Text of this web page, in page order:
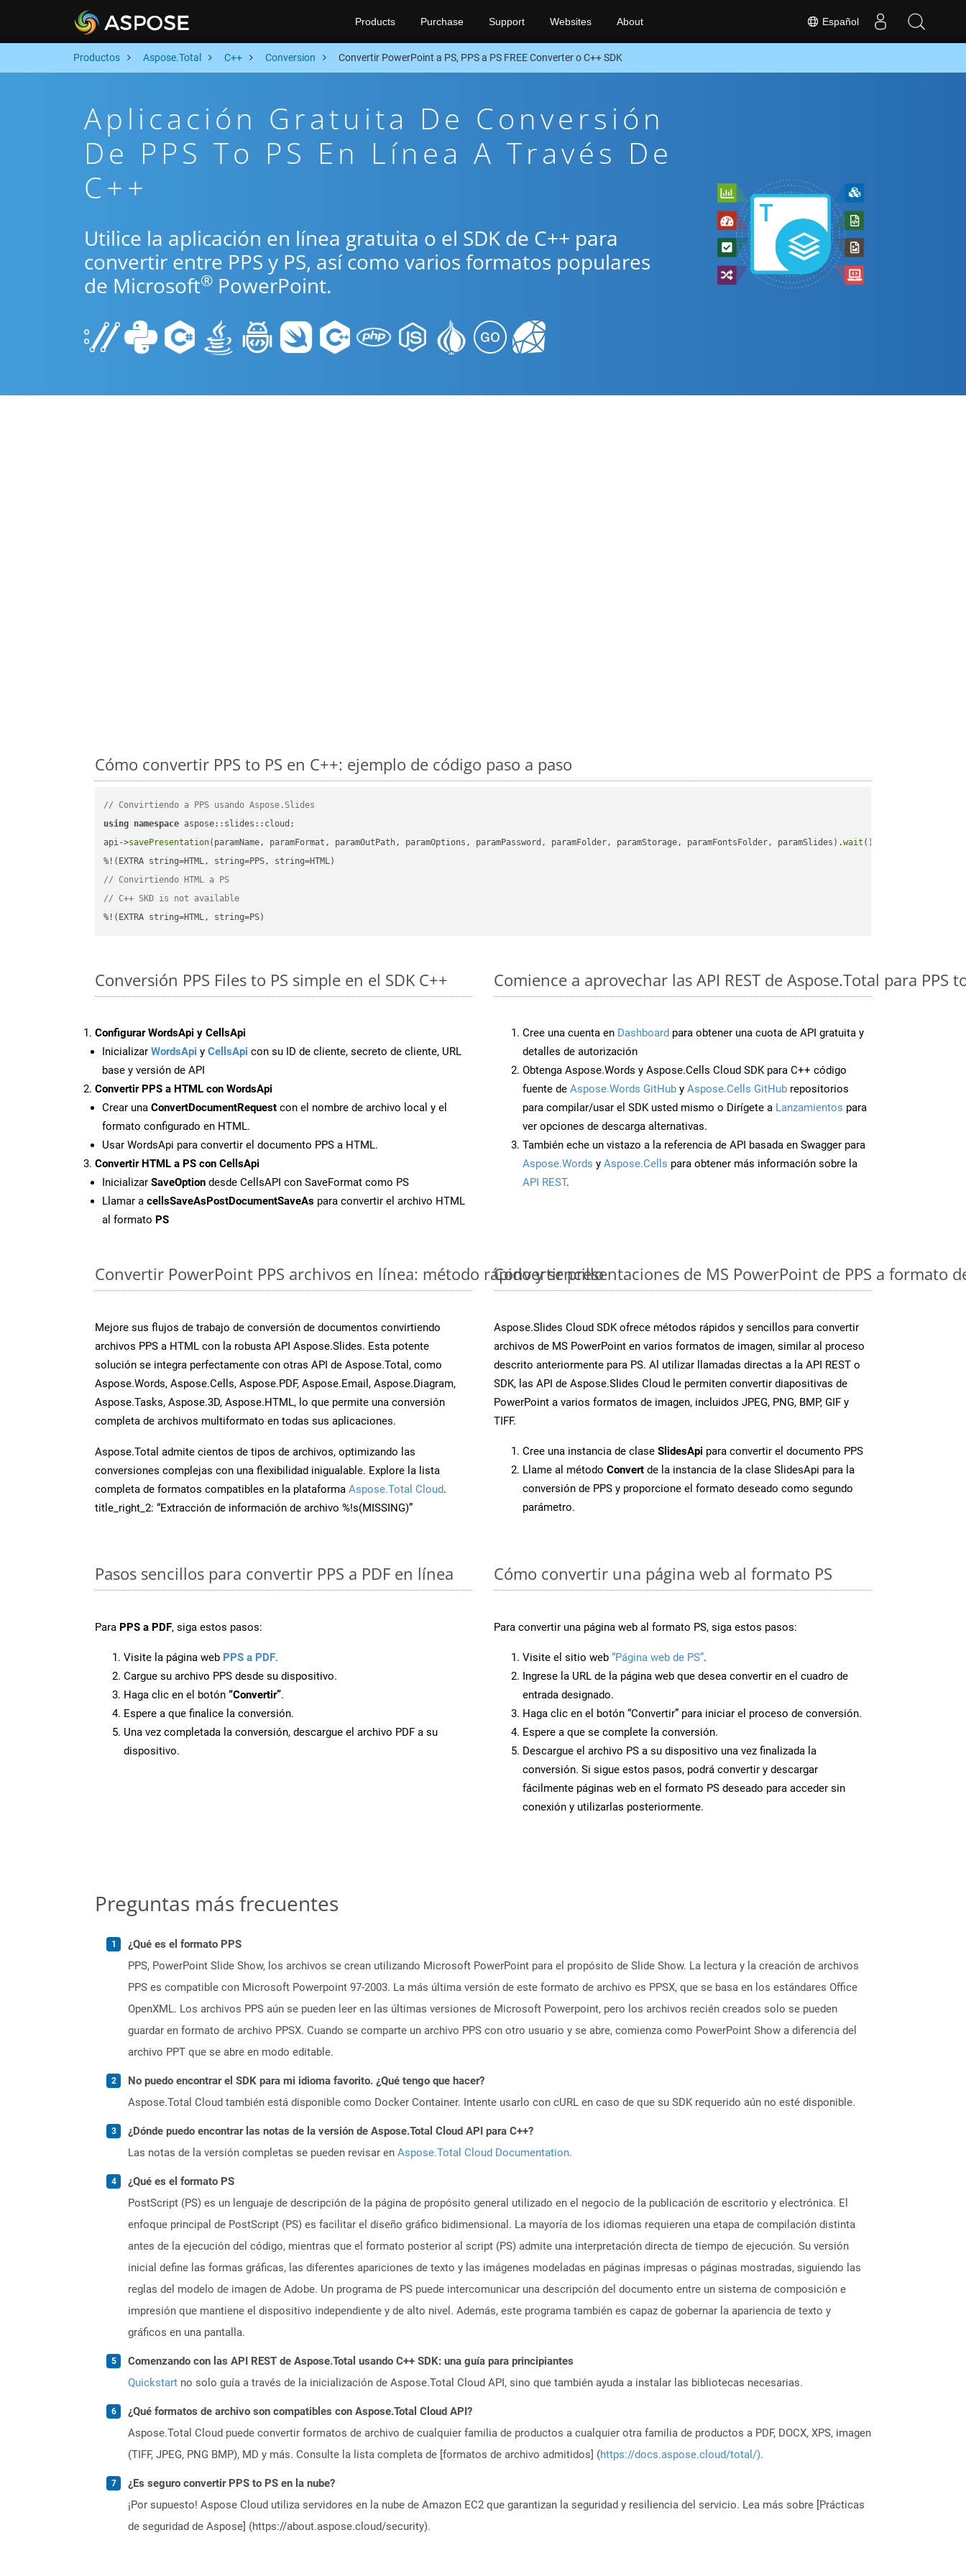
Español
Products Purchase Support Websites About
Productos Aspose.Total C++ Conversion Convertir PowerPoint a PS, PPS a PS FREE Converter o C++ SDK
Aplicación Gratuita De Conversión
De PPS To PS En Línea A Través De
C++
Utilice la aplicación en línea gratuita o el SDK de C++ para
convertir entre PPS y PS, así como varios formatos populares
de Microsoft® PowerPoint.
Cómo convertir PPS to PS en C++: ejemplo de código paso a paso
// Convirtiendo a PPS usando Aspose.Slides
using namespace aspose::slides::cloud;
api->savePresentation(paramName, paramFormat, paramOutPath, paramOptions, paramPassword, paramFolder, paramStorage, paramFontsFolder, paramSlides).wait ();
// Convirtiendo HTML a PS
// C++ SKD is not available
%!(EXTRA string=HTML, string=PS)
Conversión PPS Files to PS simple en el SDK C++
Configurar WordsApi y CellsApi
Inicializar WordsApi y CellsApi con su ID de cliente, secreto de cliente, URL
base y versión de API
Convertir PPS a HTML con WordsApi
Crear una ConvertDocumentRequest con el nombre de archivo local y el
formato configurado en HTML.
Usar WordsApi para convertir el documento PPS a HTML.
Convertir HTML a PS con CellsApi
Inicializar SaveOption desde CellsAPI con SaveFormat como PS
Llamar a cellsSaveAsPostDocumentSaveAs para convertir el archivo HTML
al formato PS
Comience a aprovechar las API REST de Aspose.Total para PPS
Cree una cuenta en Dashboard para obtener una cuota de API gratuita y
detalles de autorización
Obtenga Aspose.Words y Aspose.Cells Cloud SDK para C++ código
fuente de Aspose.Words GitHub y Aspose.Cells GitHub repositorios
para compilar/usar el SDK usted mismo o Dirígete a Lanzamientos para
ver opciones de descarga alternativas.
También eche un vistazo a la referencia de API basada en Swagger para
Aspose.Words y Aspose.Cells para obtener más información sobre la
API REST.
Convertir PowerPoint PPS archivos en línea: método rápido y sencillo
Mejore sus flujos de trabajo de conversión de documentos convirtiendo
archivos PPS a HTML con la robusta API Aspose.Slides. Esta potente
solución se integra perfectamente con otras API de Aspose.Total, como
Aspose.Words, Aspose.Cells, Aspose.PDF, Aspose.Email, Aspose.Diagram,
Aspose.Tasks, Aspose.3D, Aspose.HTML, lo que permite una conversión
completa de archivos multiformato en todas sus aplicaciones.
Aspose.Total admite cientos de tipos de archivos, optimizando las
conversiones complejas con una flexibilidad inigualable. Explore la lista
completa de formatos compatibles en la plataforma Aspose.Total Cloud.
title_right_2: “Extracción de información de archivo %!s(MISSING)”
Convertir presentaciones de MS PowerPoint de PPS a formato
Aspose.Slides Cloud SDK ofrece métodos rápidos y sencillos para convertir
archivos de MS PowerPoint en varios formatos de imagen, similar al proceso
descrito anteriormente para PS. Al utilizar llamadas directas a la API REST o
SDK, las API de Aspose.Slides Cloud le permiten convertir diapositivas de
PowerPoint a varios formatos de imagen, incluidos JPEG, PNG, BMP, GIF y
TIFF.
Cree una instancia de clase SlidesApi para convertir el documento PPS
Llame al método Convert de la instancia de la clase SlidesApi para la
conversión de PPS y proporcione el formato deseado como segundo
parámetro.
Pasos sencillos para convertir PPS a PDF en línea
Para PPS a PDF, siga estos pasos:
Visite la página web PPS a PDF.
Cargue su archivo PPS desde su dispositivo.
Haga clic en el botón “Convertir”.
Espere a que finalice la conversión.
Una vez completada la conversión, descargue el archivo PDF a su
dispositivo.
Cómo convertir una página web al formato PS
Para convertir una página web al formato PS, siga estos pasos:
Visite el sitio web “Página web de PS”.
Ingrese la URL de la página web que desea convertir en el cuadro de
entrada designado.
Haga clic en el botón “Convertir” para iniciar el proceso de conversión.
Espere a que se complete la conversión.
Descargue el archivo PS a su dispositivo una vez finalizada la
conversión. Si sigue estos pasos, podrá convertir y descargar
fácilmente páginas web en el formato PS deseado para acceder sin
conexión y utilizarlas posteriormente.
Preguntas más frecuentes
¿Qué es el formato PPS
PPS, PowerPoint Slide Show, los archivos se crean utilizando Microsoft PowerPoint para el propósito de Slide Show. La lectura y la creación de archivos
PPS es compatible con Microsoft Powerpoint 97-2003. La más última versión de este formato de archivo es PPSX, que se basa en los estándares Office
OpenXML. Los archivos PPS aún se pueden leer en las últimas versiones de Microsoft Powerpoint, pero los archivos recién creados solo se pueden
guardar en formato de archivo PPSX. Cuando se comparte un archivo PPS con otro usuario y se abre, comienza como PowerPoint Show a diferencia del
archivo PPT que se abre en modo editable.
No puedo encontrar el SDK para mi idioma favorito. ¿Qué tengo que hacer?
Aspose.Total Cloud también está disponible como Docker Container. Intente usarlo con cURL en caso de que su SDK requerido aún no esté disponible.
¿Dónde puedo encontrar las notas de la versión de Aspose.Total Cloud API para C++?
Las notas de la versión completas se pueden revisar en Aspose.Total Cloud Documentation.
¿Qué es el formato PS
PostScript (PS) es un lenguaje de descripción de la página de propósito general utilizado en el negocio de la publicación de escritorio y electrónica. El
enfoque principal de PostScript (PS) es facilitar el diseño gráfico bidimensional. La mayoría de los idiomas requieren una etapa de compilación distinta
antes de la ejecución del código, mientras que el formato posterior al script (PS) admite una interpretación directa de tiempo de ejecución. Su versión
inicial define las formas gráficas, las diferentes apariciones de texto y las imágenes modeladas en páginas impresas o páginas mostradas, siguiendo las
reglas del modelo de imagen de Adobe. Un programa de PS puede intercomunicar una descripción del documento entre un sistema de composición e
impresión que mantiene el dispositivo independiente y de alto nivel. Además, este programa también es capaz de gobernar la apariencia de texto y
gráficos en una pantalla.
Comenzando con las API REST de Aspose.Total usando C++ SDK: una guía para principiantes
Quickstart no solo guía a través de la inicialización de Aspose.Total Cloud API, sino que también ayuda a instalar las bibliotecas necesarias.
¿Qué formatos de archivo son compatibles con Aspose.Total Cloud API?
Aspose.Total Cloud puede convertir formatos de archivo de cualquier familia de productos a cualquier otra familia de productos a PDF, DOCX, XPS, imagen
(TIFF, JPEG, PNG BMP), MD y más. Consulte la lista completa de [formatos de archivo admitidos] (https://docs.aspose.cloud/total/).
¿Es seguro convertir PPS to PS en la nube?
¡Por supuesto! Aspose Cloud utiliza servidores en la nube de Amazon EC2 que garantizan la seguridad y resiliencia del servicio. Lea más sobre [Prácticas
de seguridad de Aspose] (https://about.aspose.cloud/security).